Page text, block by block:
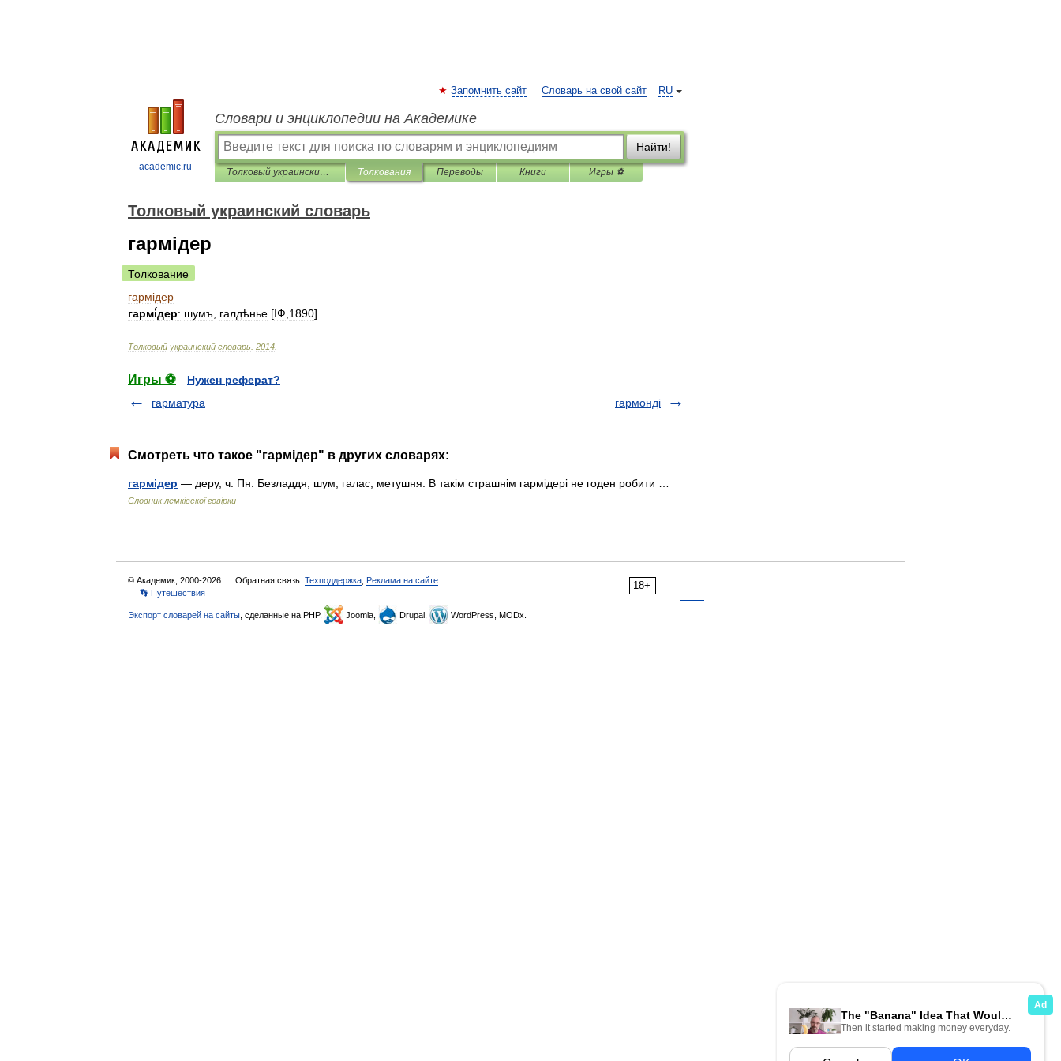
academic.ru
RU
Запомнить сайт Словарь на свой сайт
Словари и энциклопедии на Академике
Найти!
Толковый украинский словарь Толкования Переводы Книги Игры ⚽
Толковый украинский словарь
гармідер
Толкование
гармідер
гармі́дер: шумъ галдѣнье [ІФ 1890]
Толковый украинский словарь 2014
Игры ⚽
Нужен реферат?
гарматура
гармонді
Смотреть что такое "гармідер" в других словарях:
гармідер — деру, ч. Пн. Безладдя, шум, галас, метушня. В такім страшнім гармідері не годен робити …
Словник лемківскої говірки
18+
© Академик, 2000-2026 Обратная связь: Техподдержка Реклама на сайте
👣 Путешествия
Экспорт словарей на сайты , сделанные на PHP, Joomla, Drupal, WordPress, MODx.